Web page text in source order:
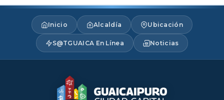
Inicio Alcaldía Ubicación
S@TGUAICA En Línea Noticias